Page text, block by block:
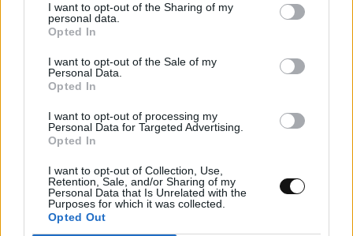
I want to opt-out of the Sharing of my
personal data.
Opted In
I want to opt-out of the Sale of my
Personal Data.
Opted In
I want to opt-out of processing my
Personal Data for Targeted Advertising.
Opted In
I want to opt-out of Collection, Use,
Retention, Sale, and/or Sharing of my
Personal Data that Is Unrelated with the
Purposes for which it was collected.
Opted Out
Νέα ανάλυση δεδομένων αποκαλύπτει ότι
ο Άρης είχε περισσότερο νερό από όσο
πιστεύαμε
ΔΙΆΣΤΗΜΑ 15:00, 06/08/2026